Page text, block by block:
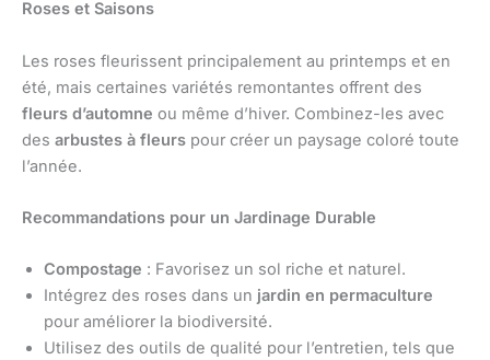
Roses et Saisons
Les roses fleurissent principalement au printemps et en
été, mais certaines variétés remontantes offrent des
fleurs d’automne ou même d’hiver. Combinez-les avec
des arbustes à fleurs pour créer un paysage coloré toute
l’année.
Recommandations pour un Jardinage Durable
Compostage : Favorisez un sol riche et naturel.
Intégrez des roses dans un jardin en permaculture
pour améliorer la biodiversité.
Utilisez des outils de qualité pour l’entretien, tels que